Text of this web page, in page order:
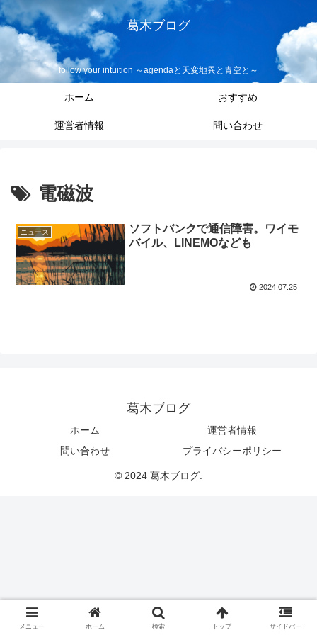
葛木ブログ
follow your intuition ～agendaと天変地異と青空と～
ホーム おすすめ
運営者情報 問い合わせ
電磁波
ニュース
ソフトバンクで通信障害。ワイモ
バイル、LINEMOなども
2024.07.25
葛木ブログ
ホーム
運営者情報
問い合わせ
プライバシーポリシー
© 2024 葛木ブログ.
メニュー ホーム 検索 トップ サイドバー